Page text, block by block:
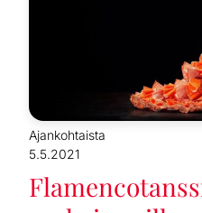
Ajankohtaista
5.5.2021